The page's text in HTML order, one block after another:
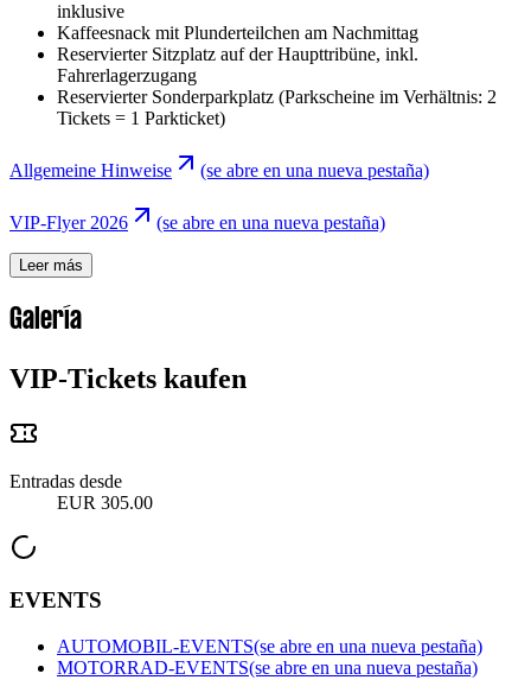
inklusive
Kaffeesnack mit Plunderteilchen am Nachmittag
Reservierter Sitzplatz auf der Haupttribüne, inkl.
Fahrerlagerzugang
Reservierter Sonderparkplatz (Parkscheine im Verhältnis: 2
Tickets = 1 Parkticket)
Allgemeine Hinweise (se abre en una nueva pestaña)
VIP-Flyer 2026 (se abre en una nueva pestaña)
Leer más
Galería
VIP-Tickets kaufen
Entradas desde
EUR 305.00
EVENTS
AUTOMOBIL-EVENTS(se abre en una nueva pestaña)
MOTORRAD-EVENTS(se abre en una nueva pestaña)